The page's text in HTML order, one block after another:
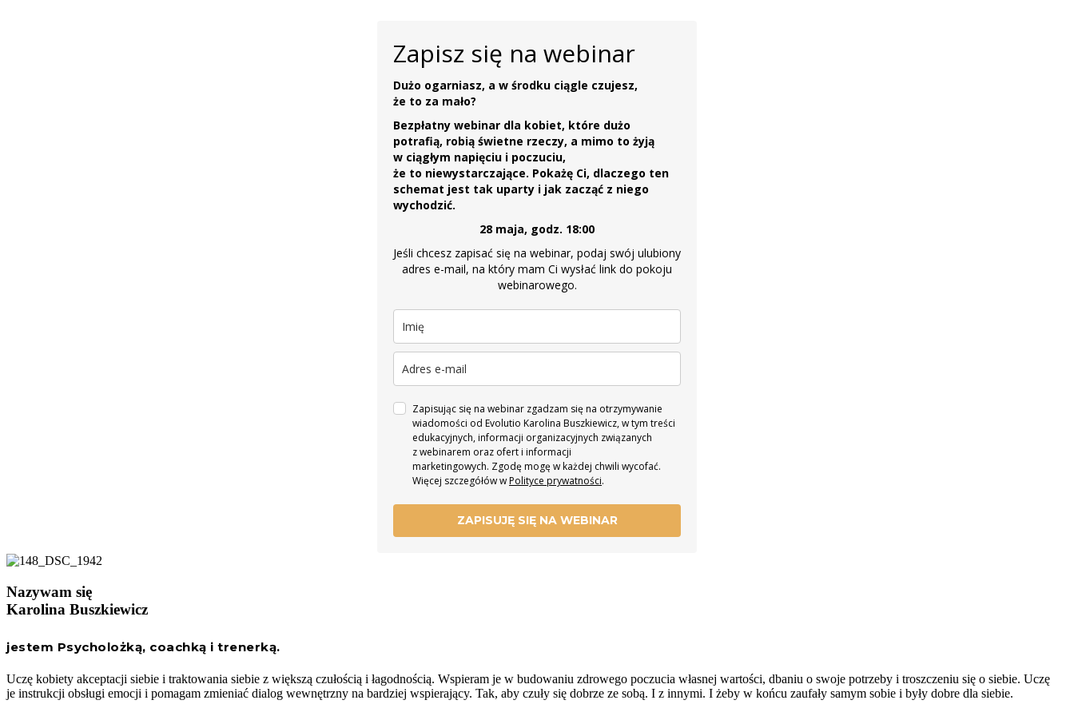
Zapisz się na webinar
Dużo ogarniasz, a w środku ciągle czujesz,
że to za mało?
Bezpłatny webinar dla kobiet, które dużo
potrafią, robią świetne rzeczy, a mimo to żyją
w ciągłym napięciu i poczuciu,
że to niewystarczające. Pokażę Ci, dlaczego ten
schemat jest tak uparty i jak zacząć z niego
wychodzić.
28 maja, godz. 18:00
Jeśli chcesz zapisać się na webinar, podaj swój ulubiony
adres e-mail, na który mam Ci wysłać link do pokoju
webinarowego.
Zapisując się na webinar zgadzam się na otrzymywanie
wiadomości od Evolutio Karolina Buszkiewicz, w tym treści
edukacyjnych, informacji organizacyjnych związanych
z webinarem oraz ofert i informacji
marketingowych. Zgodę mogę w każdej chwili wycofać.
Więcej szczegółów wPolityce prywatności.
ZAPISUJĘ SIĘ NA WEBINAR
Nazywam się
Karolina Buszkiewicz
jestem Psycholożką, coachką i trenerką.
Uczę kobiety akceptacji siebie i traktowania siebie z większą czułością i łagodnością. Wspieram je w budowaniu zdrowego poczucia własnej wartości, dbaniu o swoje potrzeby i troszczeniu się o siebie. Uczę
je instrukcji obsługi emocji i pomagam zmieniać dialog wewnętrzny na bardziej wspierający. Tak, aby czuły się dobrze ze sobą. I z innymi. I żeby w końcu zaufały samym sobie i były dobre dla siebie.